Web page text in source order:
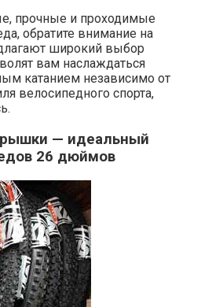
прочные и проходимые
обратите внимание на
широкий выбор
вам наслаждаться
катанием независимо от
велосипедного спорта,
— идеальный
26 дюймов